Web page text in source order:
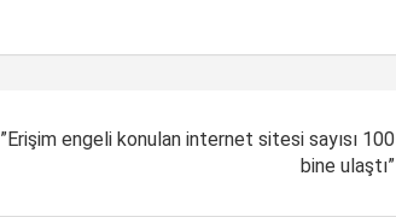
”Erişim engeli konulan internet sitesi sayısı 100
bine ulaştı”